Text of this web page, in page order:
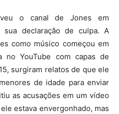
o canal de Jones em
sua declaração de culpa. A
como músico começou em
no YouTube com capas de
surgiram relatos de que ele
de idade para enviar
as acusações em um vídeo
estava envergonhado, mas